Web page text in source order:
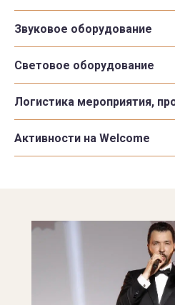
Звуковое оборудование
Световое оборудование
Логистика мероприятия,
Активности на Welcome